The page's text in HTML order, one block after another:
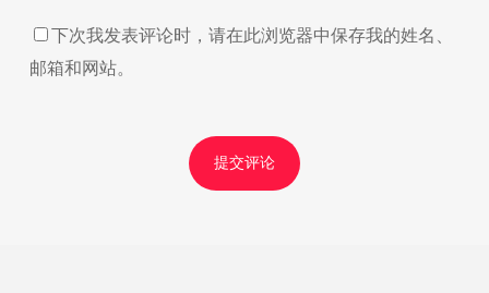
下次我发表评论时，请在此浏览器中保存我的姓名、
邮箱和网站。